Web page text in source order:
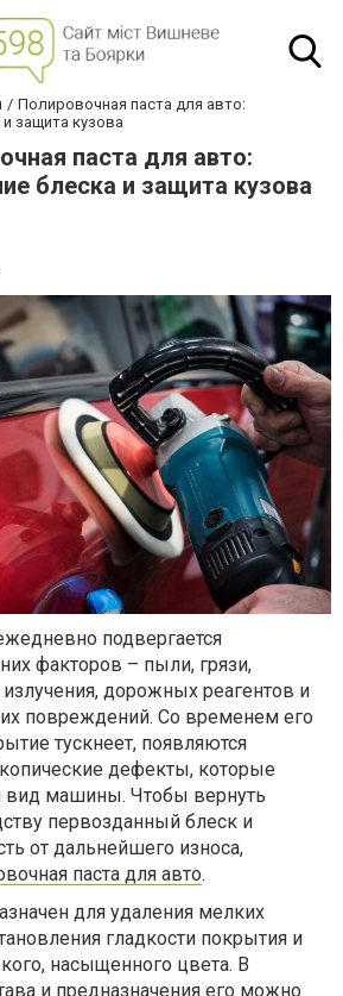
Полировочная паста для авто:
защита кузова
паста для авто:
блеска и защита кузова
подвергается
факторов – пыли, грязи,
дорожных реагентов и
повреждений. Со временем его
тускнеет, появляются
дефекты, которые
машины. Чтобы вернуть
первозданный блеск и
от дальнейшего износа,
паста для авто.
для удаления мелких
гладкости покрытия и
насыщенного цвета. В
и предназначения его можно